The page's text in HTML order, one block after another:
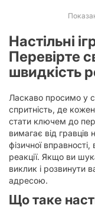
Настільні
Перевірте
швидкість
Ласкаво просимо у
спритність, де
стати ключем до
вимагає від
фізичної вправності,
реакції. Якщо ви
виклик і розвинути
адресою.
Що таке